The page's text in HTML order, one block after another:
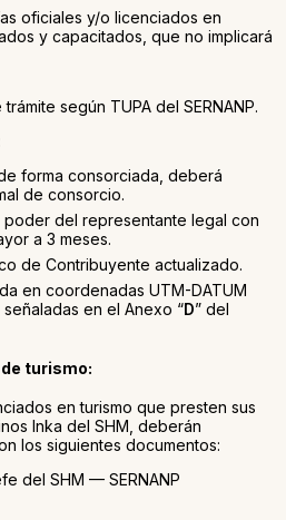
oficiales y/o licenciados en
y capacitados, que no implicará
según TUPA del SERNANP.
forma consorciada, deberá
de consorcio.
del representante legal con
a 3 meses.
de Contribuyente actualizado.
en coordenadas UTM-DATUM
en el Anexo “D” del
turismo:
en turismo que presten sus
Inka del SHM, deberán
los siguientes documentos:
del SHM — SERNANP